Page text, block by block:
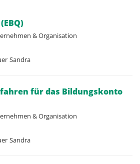
& Organisation
Sandra
für das Bildungskonto
& Organisation
Sandra